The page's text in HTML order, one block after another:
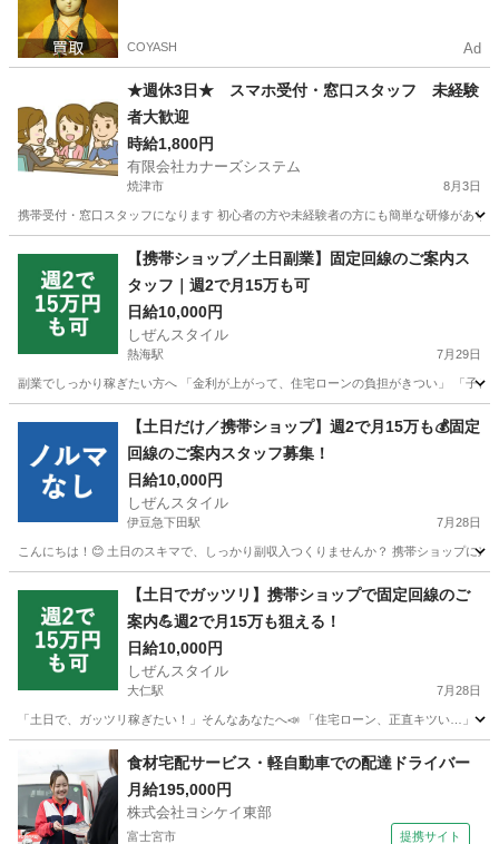
COYASH Ad
★週休3日★ スマホ受付・窓口スタッフ 未経験
者大歓迎
時給1,800円
有限会社カナーズシステム
焼津市 8月3日
携帯受付・窓口スタッフになります 初心者の方や未経験者の方にも簡単な研修があ
携帯ショップ スタッフ
【携帯ショップ／土日副業】固定回線のご案内ス
タッフ｜週2で月15万も可
日給10,000円
しぜんスタイル
熱海駅 7月29日
副業でしっかり稼ぎたい方へ 「金利が上がって、住宅ローンの負担がきつい」 「子
熱海駅 家電量販店 スタッフ
【土日だけ／携帯ショップ】週2で月15万も💰固定
回線のご案内スタッフ募集！
日給10,000円
しぜんスタイル
伊豆急下田駅 7月28日
こんにちは！😊 土日のスキマで、しっかり副収入つくりませんか？ 携帯ショップに
伊豆急下田駅 家電量販店 スタッフ
【土日でガッツリ】携帯ショップで固定回線のご
案内💪週2で月15万も狙える！
日給10,000円
しぜんスタイル
大仁駅 7月28日
「土日で、ガッツリ稼ぎたい！」そんなあなたへ📣 「住宅ローン、正直キツい…」
伊豆市 大仁駅 家電量販店 フルコミ
食材宅配サービス・軽自動車での配達ドライバー
月給195,000円
株式会社ヨシケイ東部
富士宮市 提携サイト